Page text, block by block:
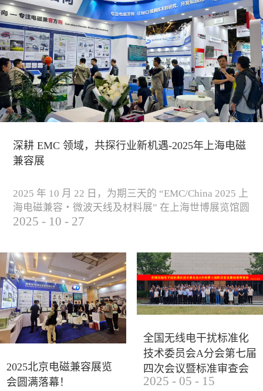
深耕 EMC 领域，共探行业新机遇-2025年上海电磁
兼容展
2025 年 10 月 22 日，为期三天的 “EMC/China 2025 上
海电磁兼容・微波天线及材料展” 在上海世博展览馆圆
满落下帷幕。作为电磁兼容领域的行业盛会，本届展
研讨及产品展示等多种形式，深入交流行业见解，踊
跃探索合作空间，为电磁兼容领域的高质量发展汇聚
了新动能。产品展示展会现场，公司展示了...
2025 - 10 - 27
2025北京电磁兼容展览
会圆满落幕！
全国无线电干扰标准化
技术委员会A分会第七届
四次会议暨标准审查会
成功举办
2025 - 05 - 15